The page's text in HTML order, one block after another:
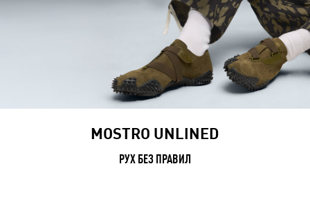
MOSTRO UNLINED
РУХ БЕЗ ПРАВИЛ